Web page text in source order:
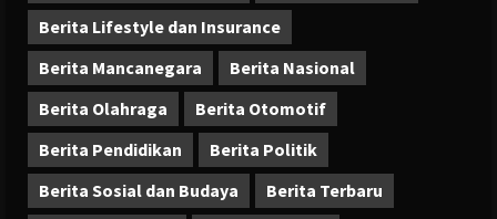
Berita Lifestyle dan Insurance
Berita Mancanegara
Berita Nasional
Berita Olahraga
Berita Otomotif
Berita Pendidikan
Berita Politik
Berita Sosial dan Budaya
Berita Terbaru